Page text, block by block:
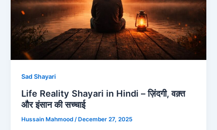
Sad Shayari
Life Reality Shayari in Hindi – ज़िंदगी, वक़्त
और इंसान की सच्चाई
Hussain Mahmood /December 27, 2025